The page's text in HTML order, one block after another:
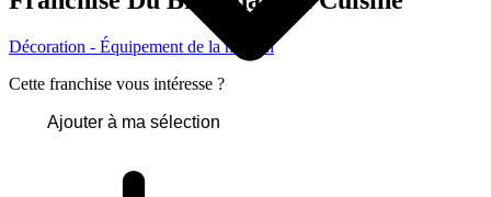
Décoration - Équipement de la maison
Cette franchise vous intéresse ?
Ajouter à ma sélection